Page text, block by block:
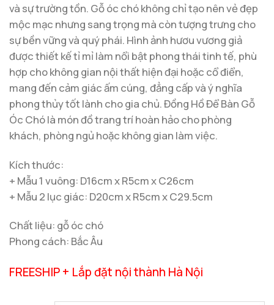
và sự trường tồn. Gỗ óc chó không chỉ tạo nên vẻ đẹp
mộc mạc nhưng sang trọng mà còn tượng trưng cho
sự bền vững và quý phái. Hình ảnh hươu vương giả
được thiết kế tỉ mỉ làm nổi bật phong thái tinh tế, phù
hợp cho không gian nội thất hiện đại hoặc cổ điển,
mang đến cảm giác ấm cúng, đẳng cấp và ý nghĩa
phong thủy tốt lành cho gia chủ. Đồng Hồ Để Bàn Gỗ
Óc Chó là món đồ trang trí hoàn hảo cho phòng
khách, phòng ngủ hoặc không gian làm việc.
Kích thước:
+ Mẫu 1 vuông: D16cm x R5cm x C26cm
+ Mẫu 2 lục giác: D20cm x R5cm x C29.5cm
Chất liệu: gỗ óc chó
Phong cách: Bắc Âu
FREESHIP + Lắp đặt nội thành Hà Nội